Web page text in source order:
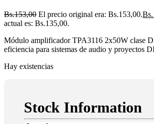
Bs.153,00 El precio original era: Bs.153,00.Bs.
actual es: Bs.135,00.
Módulo amplificador TPA3116 2x50W clase
eficiencia para sistemas de audio y proyectos
Hay existencias
Stock Information